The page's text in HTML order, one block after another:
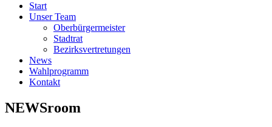
Start
Unser Team
Oberbürgermeister
Stadtrat
Bezirksvertretungen
News
Wahlprogramm
Kontakt
NEWSroom